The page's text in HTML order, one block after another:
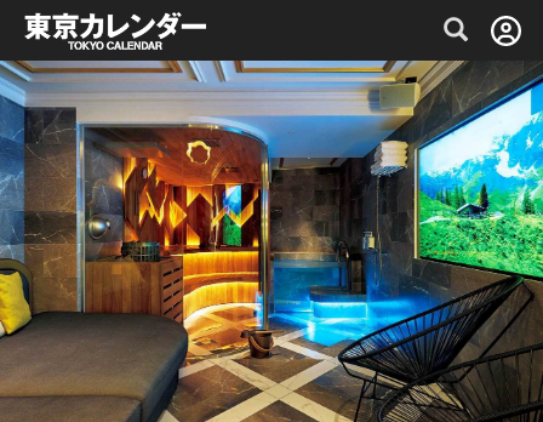
グルメ情報・プレミアムレストラン予約